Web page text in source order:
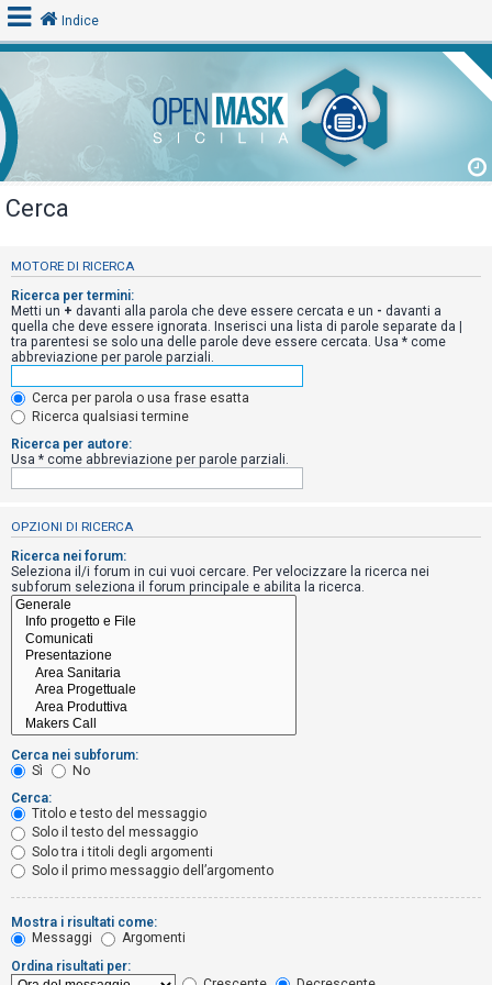
o
g
i
n
A
r
g
o
m
e
n
s
e
n
z
a
s
p
o
s
t
a
A
r
g
Indice
Cerca
MOTORE DI RICERCA
Ricerca per termini:
Metti un + davanti alla parola che deve essere cercata e un - davanti a
quella che deve essere ignorata. Inserisci una lista di parole separate da |
tra parentesi se solo una delle parole deve essere cercata. Usa * come
abbreviazione per parole parziali.
Cerca per parola o usa frase esatta
Ricerca qualsiasi termine
Ricerca per autore:
Usa * come abbreviazione per parole parziali.
OPZIONI DI RICERCA
Ricerca nei forum:
Seleziona il/i forum in cui vuoi cercare. Per velocizzare la ricerca nei
subforum seleziona il forum principale e abilita la ricerca.
Cerca nei subforum:
Sì
No
Cerca:
Titolo e testo del messaggio
Solo il testo del messaggio
Solo tra i titoli degli argomenti
Solo il primo messaggio dell’argomento
Mostra i risultati come:
Messaggi
Argomenti
Ordina risultati per: